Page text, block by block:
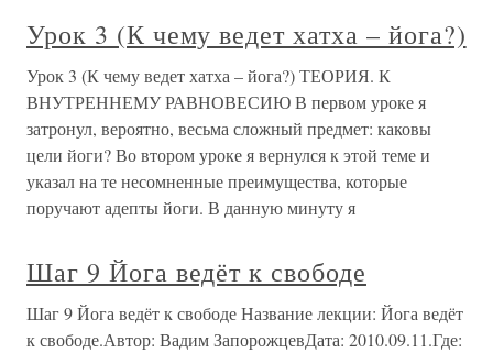
Урок 3 (К чему ведет хатха – йога?)
Урок 3 (К чему ведет хатха – йога?) ТЕОРИЯ. К
ВНУТРЕННЕМУ РАВНОВЕСИЮ В первом уроке я
затронул, вероятно, весьма сложный предмет: каковы
цели йоги? Во втором уроке я вернулся к этой теме и
указал на те несомненные преимущества, которые
поручают адепты йоги. В данную минуту я
Шаг 9 Йога ведёт к свободе
Шаг 9 Йога ведёт к свободе Название лекции: Йога ведёт
к свободе.Автор: Вадим ЗапорожцевДата: 2010.09.11.Где: